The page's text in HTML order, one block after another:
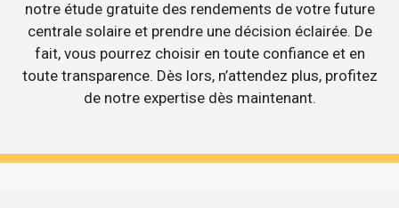
notre étude gratuite des rendements de votre future
centrale solaire et prendre une décision éclairée. De
fait, vous pourrez choisir en toute confiance et en
toute transparence. Dès lors, n’attendez plus, profitez
de notre expertise dès maintenant.